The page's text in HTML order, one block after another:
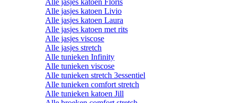
Alle jasjes katoen Floris
Alle jasjes katoen Livio
Alle jasjes katoen Laura
Alle jasjes katoen met rits
Alle jasjes viscose
Alle jasjes stretch
Alle tunieken Infinity
Alle tunieken viscose
Alle tunieken stretch 3essentiel
Alle tunieken comfort stretch
Alle tunieken katoen Jill